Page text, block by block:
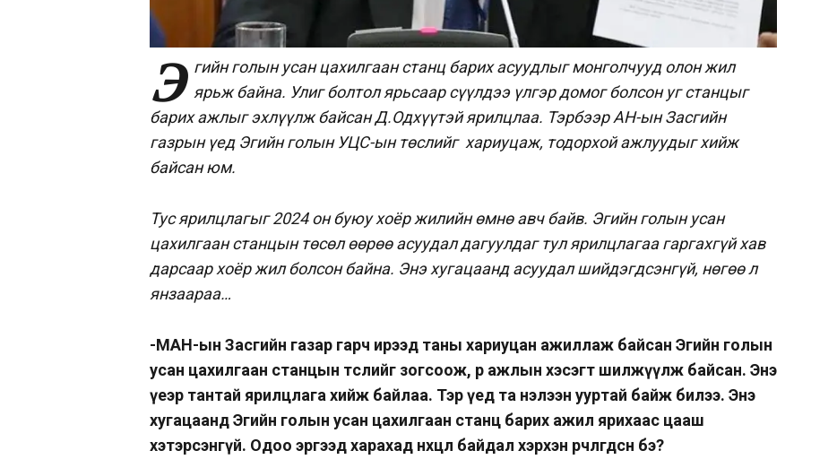
Э гийн голын усан цахилгаан станц барих асуудлыг монголчууд олон жил
ярьж байна. Улиг болтол ярьсаар сүүлдээ үлгэр домог болсон уг станцыг
барих ажлыг эхлүүлж байсан Д.Одхүүтэй ярилцлаа. Тэрбээр АН-ын Засгийн
газрын үед Эгийн голын УЦС-ын төслийг хариуцаж, тодорхой ажлуудыг хийж
байсан юм.
Тус ярилцлагыг 2024 он буюу хоёр жилийн өмнө авч байв. Эгийн голын усан
цахилгаан станцын төсөл өөрөө асуудал дагуулдаг тул ярилцлагаа гаргахгүй хав
дарсаар хоёр жил болсон байна. Энэ хугацаанд асуудал шийдэгдсэнгүй, нөгөө л
янзаараа…
-МАН-ын Засгийн газар гарч ирээд таны хариуцан ажиллаж байсан Эгийн голын
усан цахилгаан станцын төслийг зогсоож, өөр ажлын хэсэгт шилжүүлж байсан. Энэ
үеэр тантай ярилцлага хийж байлаа. Тэр үед та нэлээн ууртай байж билээ. Энэ
хугацаанд Эгийн голын усан цахилгаан станц барих ажил ярихаас цааш
хэтэрсэнгүй. Одоо эргээд харахад нөхцөл байдал хэрхэн өөрчлөгдсөн бэ?